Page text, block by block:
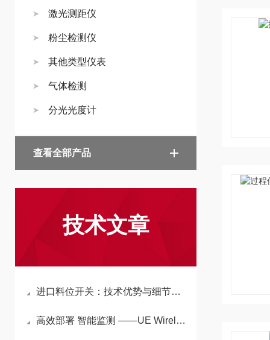
激光测距仪
粉尘检测仪
其他类型仪表
气体检测
分光光度计
查看全部产品
技术文章
进口料位开关：技术优势与细节把控的深度解析
高效部署 智能监测 ——UE WirelessHART 探测器助力行业安全升级